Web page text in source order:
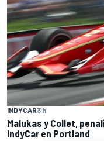
INDYCAR3 h
Malukas y Collet,
IndyCar en Portland